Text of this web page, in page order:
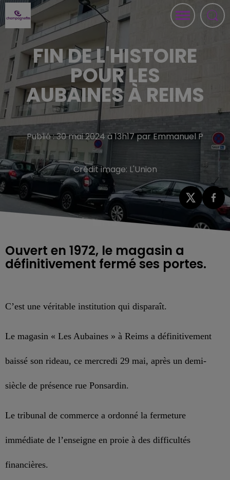
FIN DE L'HISTOIRE
POUR LES
AUBAINES À REIMS
Publié : 30 mai 2024 à 13h17 par Emmanuel P
Crédit image: L'Union
Ouvert en 1972, le magasin a
définitivement fermé ses portes.
C’est une véritable institution qui disparaît.
Le magasin « Les Aubaines » à Reims a définitivement
baissé son rideau, ce mercredi 29 mai, après un demi-
siècle de présence rue Ponsardin.
Le tribunal de commerce a ordonné la fermeture
immédiate de l’enseigne en proie à des difficultés
financières.